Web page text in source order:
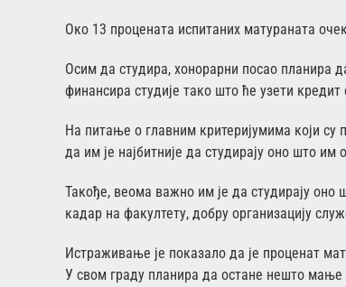
Око 13 процената испитаних матураната
Осим да студира, хонорарни посао планира
финансира студије тако што ће узети кредит
На питање о главним критеријумима који су
да им је најбитније да студирају оно што
Такође, веома важно им је да студирају оно
кадар на факултету, добру организацију
Истраживање је показало да је проценат
У свом граду планира да остане нешто мање